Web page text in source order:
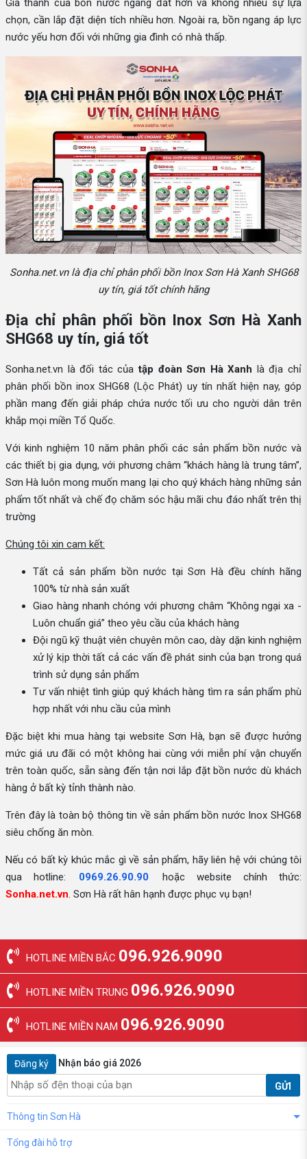
Giá thành của bồn nước ngang đắt hơn và không nhiều sự lựa
chọn, cần lắp đặt diện tích nhiều hơn. Ngoài ra, bồn ngang áp lực
nước yếu hơn đối với những gia đình có nhà thấp.
Sonha.net.vn là địa chỉ phân phối bồn Inox Sơn Hà Xanh SHG68
uy tín, giá tốt chính hãng
Địa chỉ phân phối bồn Inox Sơn Hà Xanh
SHG68 uy tín, giá tốt
Sonha.net.vn là đối tác củatập đoàn Sơn Hà Xanh là địa chỉ
phân phối bồn inox SHG68 (Lộc Phát) uy tín nhất hiện nay, góp
phần mang đến giải pháp chứa nước tối ưu cho người dân trên
khắp mọi miền Tổ Quốc.
Với kinh nghiệm 10 năm phân phối các sản phẩm bồn nước và
các thiết bị gia dụng, với phương châm “khách hàng là trung tâm”,
Sơn Hà luôn mong muốn mang lại cho quý khách hàng những sản
phẩm tốt nhất và chế đọ chăm sóc hậu mãi chu đáo nhất trên thị
trường
Chúng tôi xin cam kết:
Tất cả sản phẩm bồn nước tại Sơn Hà đều chính hãng
100% từ nhà sản xuất
Giao hàng nhanh chóng với phương châm “Không ngại xa -
Luôn chuẩn giá” theo yêu cầu của khách hàng
Đội ngũ kỹ thuật viên chuyên môn cao, dày dặn kinh nghiệm
xử lý kịp thời tất cả các vấn đề phát sinh của bạn trong quá
trình sử dụng sản phẩm
Tư vấn nhiệt tình giúp quý khách hàng tìm ra sản phẩm phù
hợp nhất với nhu cầu của mình
Đặc biệt khi mua hàng tại website Sơn Hà, bạn sẽ được hưởng
mức giá ưu đãi có một không hai cùng với miễn phí vận chuyển
trên toàn quốc, sẵn sàng đến tận nơi lắp đặt bồn nước dù khách
hàng ở bất kỳ tỉnh thành nào.
Trên đây là toàn bộ thông tin về sản phẩm bồn nước Inox SHG68
siêu chống ăn mòn.
Nếu có bất kỳ khúc mắc gì về sản phẩm, hãy liên hệ với chúng tôi
qua hotline:
0969.26.90.90
hoặc website chính thức:
Sonha.net.vn. Sơn Hà rất hân hạnh được phục vụ bạn!
HOTLINE MIỀN BẮC 096.926.9090
HOTLINE MIỀN TRUNG 096.926.9090
HOTLINE MIỀN NAM 096.926.9090
Đăng ký Nhận báo giá 2026
GỬI
Thông tin Sơn Hà
Tổng đài hỗ trợ